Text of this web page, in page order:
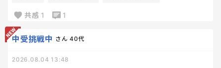
ちょっと想定外にちゃんとした本届いてびっくり。
笑
ていうか普通の本！
Ｗ抽選付のものだったんだけど、
共感 1 1
中受挑戦中 さん 40代
2026.08.04 13:48